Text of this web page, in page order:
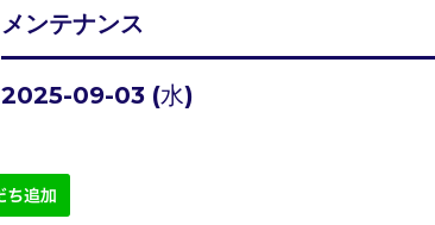
メンテナンス
2025-09-03 (水)